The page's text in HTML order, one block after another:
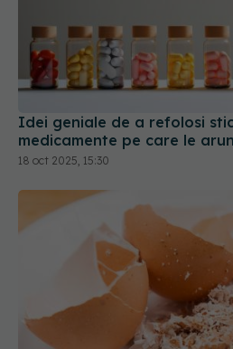
Idei geniale de a refolosi
medicamente pe care le
18 oct 2025, 15:30